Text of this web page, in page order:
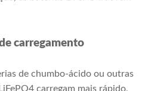
carregamento
de chumbo-ácido ou outras
carregam mais rápido,